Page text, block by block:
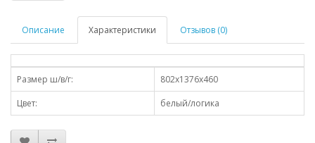
Описание Характеристики Отзывов (0)
Размер ш/в/г:
802х1376х460
Цвет:
белый/логика